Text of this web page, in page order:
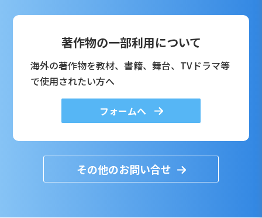
著作物の一部利用について
海外の著作物を教材、書籍、舞台、TVドラマ等
で使用されたい方へ
フォームへ
その他のお問い合せ